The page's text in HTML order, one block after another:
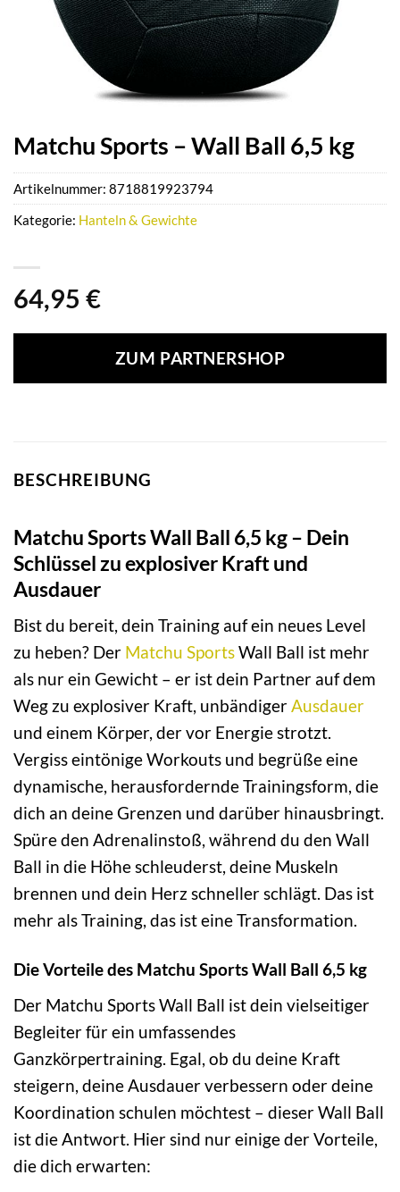
Matchu Sports – Wall Ball 6,5 kg
64,95 €
ZUM PARTNERSHOP
Artikelnummer: 8718819923794
Kategorie: Hanteln & Gewichte
BESCHREIBUNG
Matchu Sports Wall Ball 6,5 kg – Dein
Schlüssel zu explosiver Kraft und
Ausdauer
Bist du bereit, dein Training auf ein neues Level
zu heben? Der Matchu SportsWall Ball ist mehr
als nur ein Gewicht – er ist dein Partner auf dem
Weg zu explosiver Kraft, unbändigerAusdauer
und einem Körper, der vor Energie strotzt.
Vergiss eintönige Workouts und begrüße eine
dynamische, herausfordernde Trainingsform, die
dich an deine Grenzen und darüber hinausbringt.
Spüre den Adrenalinstoß, während du den Wall
Ball in die Höhe schleuderst, deine Muskeln
brennen und dein Herz schneller schlägt. Das ist
mehr als Training, das ist eine Transformation.
Die Vorteile des Matchu Sports Wall Ball 6,5 kg
Der Matchu Sports Wall Ball ist dein vielseitiger
Begleiter für ein umfassendes
Ganzkörpertraining. Egal, ob du deine Kraft
steigern, deine Ausdauer verbessern oder deine
Koordination schulen möchtest – dieser Wall Ball
ist die Antwort. Hier sind nur einige der Vorteile,
die dich erwarten: